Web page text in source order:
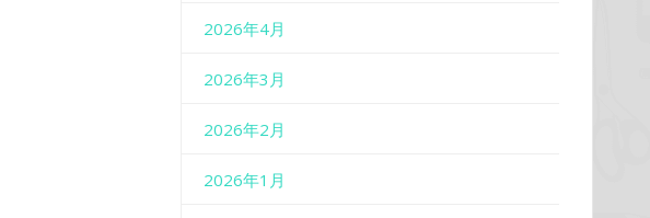
2026年4月
2026年3月
2026年2月
2026年1月